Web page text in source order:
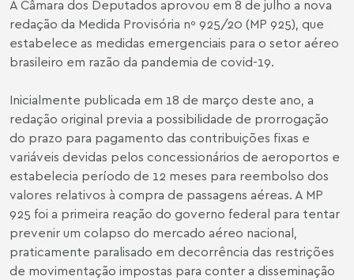
A Câmara dos Deputados aprovou em 8 de julho a nova
redação da Medida Provisória nº 925/20 (MP 925), que
estabelece as medidas emergenciais para o setor aéreo
brasileiro em razão da pandemia de covid-19.
Inicialmente publicada em 18 de março deste ano, a
redação original previa a possibilidade de prorrogação
do prazo para pagamento das contribuições fixas e
variáveis devidas pelos concessionários de aeroportos e
estabelecia período de 12 meses para reembolso dos
valores relativos à compra de passagens aéreas. A MP
925 foi a primeira reação do governo federal para tentar
prevenir um colapso do mercado aéreo nacional,
praticamente paralisado em decorrência das restrições
de movimentação impostas para conter a disseminação